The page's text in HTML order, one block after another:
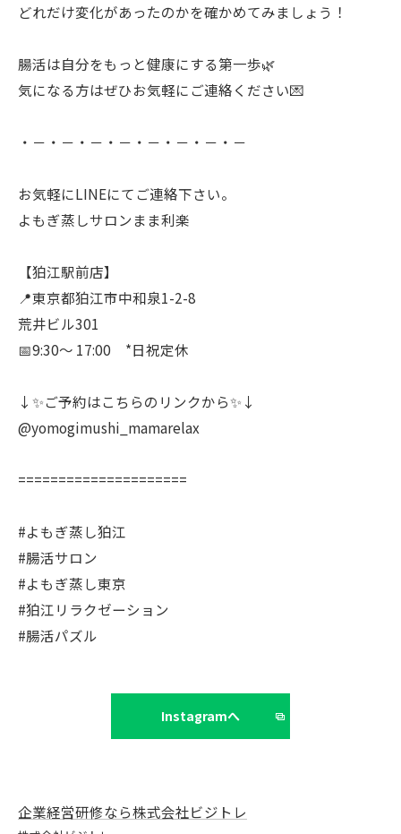
どれだけ変化があったのかを確かめてみましょう！
腸活は自分をもっと健康にする第一歩🌿
気になる方はぜひお気軽にご連絡ください💌
・－・－・－・－・－・－・－・－
お気軽にLINEにてご連絡下さい。
よもぎ蒸しサロンまま利楽
【狛江駅前店】
📍東京都狛江市中和泉1-2-8
荒井ビル301
📅9:30〜 17:00 *日祝定休
↓✨ご予約はこちらのリンクから✨↓
@yomogimushi_mamarelax
=====================
#よもぎ蒸し狛江
#腸活サロン
#よもぎ蒸し東京
#狛江リラクゼーション
#腸活パズル
Instagramへ
企業経営研修なら株式会社ビジトレ